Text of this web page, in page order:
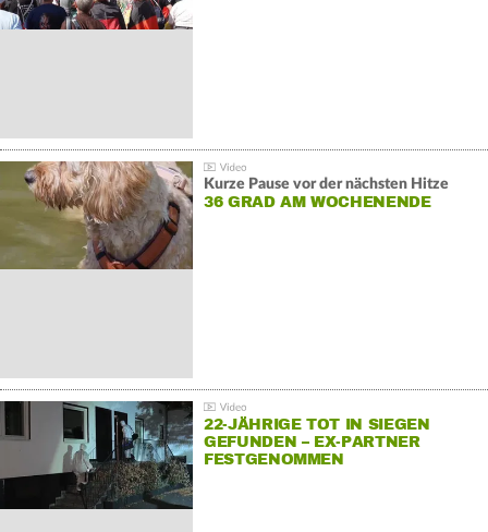
Kurze Pause vor der nächsten Hitze
36 GRAD AM WOCHENENDE
22-JÄHRIGE TOT IN SIEGEN
GEFUNDEN – EX-PARTNER
FESTGENOMMEN